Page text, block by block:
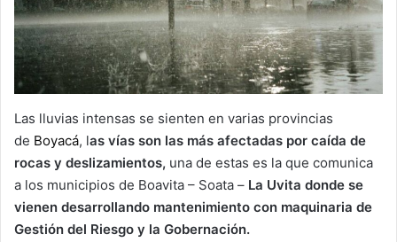
Las lluvias intensas se sienten en varias provincias
de Boyacá, las vías son las más afectadas por caída de
rocas y deslizamientos, una de estas es la que comunica
a los municipios de Boavita – Soata – La Uvita donde se
vienen desarrollando mantenimiento con maquinaria de
Gestión del Riesgo y la Gobernación.